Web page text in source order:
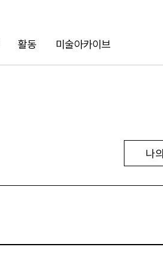
활동 미술아카이브
나